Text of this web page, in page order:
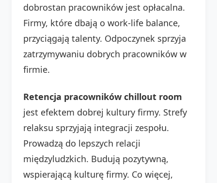
dobrostan pracowników jest opłacalna.
Firmy, które dbają o work-life balance,
przyciągają talenty. Odpoczynek sprzyja
zatrzymywaniu dobrych pracowników w
firmie.
Retencja pracowników chillout room
jest efektem dobrej kultury firmy. Strefy
relaksu sprzyjają integracji zespołu.
Prowadzą do lepszych relacji
międzyludzkich. Budują pozytywną,
wspierającą kulturę firmy. Co więcej,